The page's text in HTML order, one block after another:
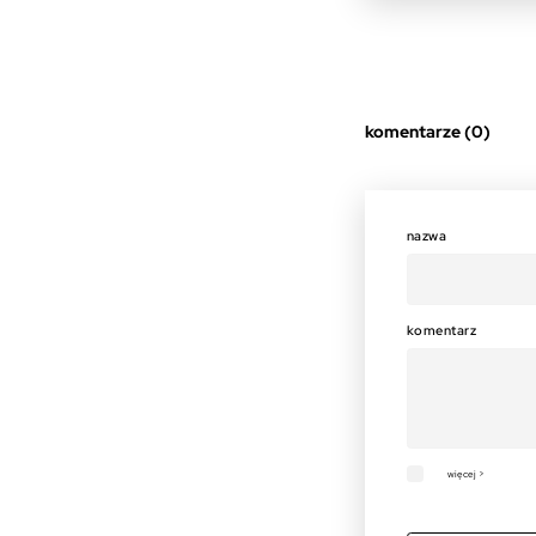
komentarze (0)
komentarz
więcej >
nazwa